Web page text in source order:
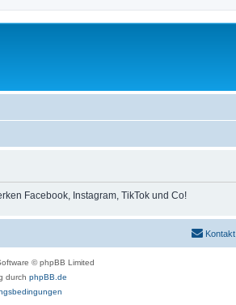
Facebook, Instagram, TikTok und Co!
Kontakt
© phpBB Limited
durch phpBB.de